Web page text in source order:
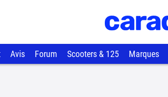
Avis Forum Scooters & 125 Marques